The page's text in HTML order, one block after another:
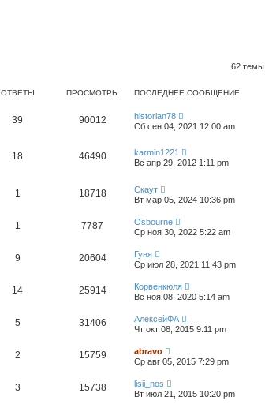
62 темы
ОТВЕТЫ ПРОСМОТРЫ ПОСЛЕДНЕЕ СООБЩЕНИЕ
39 90012
historian78
Сб сен 04, 2021 12:00 am
18 46490
karmin1221
Вс апр 29, 2012 1:11 pm
1 18718
Скаут
Вт мар 05, 2024 10:36 pm
1 7787
Osbourne
Ср ноя 30, 2022 5:22 am
9 20604
Гуня
Ср июл 28, 2021 11:43 pm
14 25914
Корвенкюля
Вс ноя 08, 2020 5:14 am
5 31406
АлексейФА
Чт окт 08, 2015 9:11 pm
2 15759
abravo
Ср авг 05, 2015 7:29 pm
3 15738
lisii_nos
Вт июл 21, 2015 10:20 pm